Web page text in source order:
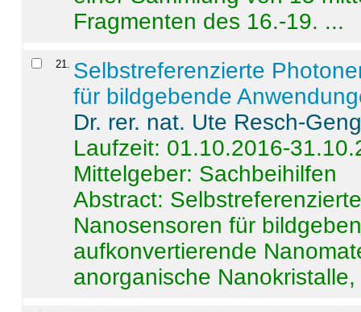
Fragmenten des 16.-19. ...
21
Selbstreferenzierte
für bildgebende
Dr. rer. nat. Ute Resch-
Laufzeit: 01.10.2016-
Mittelgeber: Sachbeihilfen
Abstract:
Nanosensoren für
aufkonvertierende
anorganische